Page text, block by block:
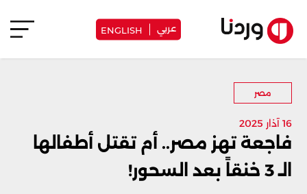
عربي ENGLISH
مصر
16 آذار 2025
فاجعة تهز مصر.. أم تقتل أطفالها
الـ 3 خنقاً بعد السحور!